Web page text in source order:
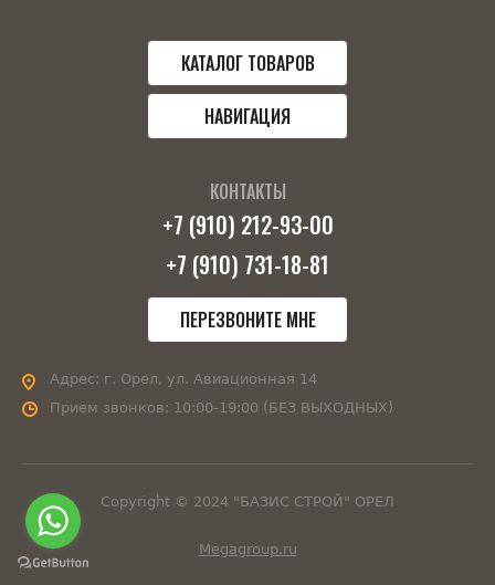
КАТАЛОГ ТОВАРОВ
НАВИГАЦИЯ
КОНТАКТЫ
+7 (910) 212-93-00
+7 (910) 731-18-81
ПЕРЕЗВОНИТЕ МНЕ
Адрес: г. Орел, ул. Авиационная 14
Прием звонков: 10:00-19:00 (БЕЗ ВЫХОДНЫХ)
Copyright © 2024 "БАЗИС СТРОЙ" ОРЕЛ
Megagroup.ru